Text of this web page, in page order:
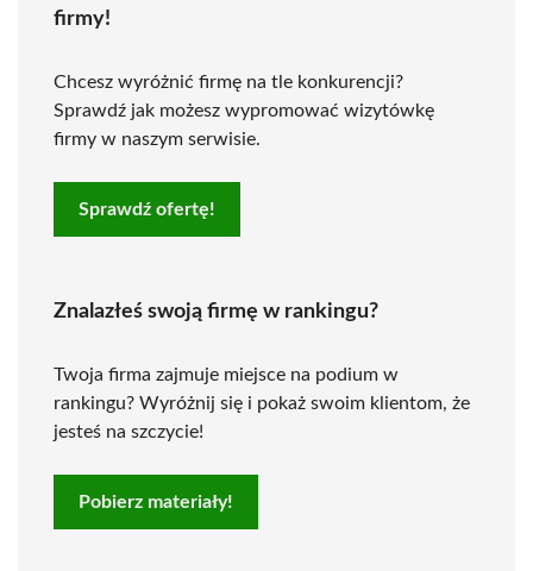
firmy!
Chcesz wyróżnić firmę na tle konkurencji?
Sprawdź jak możesz wypromować wizytówkę
firmy w naszym serwisie.
Sprawdź ofertę!
Znalazłeś swoją firmę w rankingu?
Twoja firma zajmuje miejsce na podium w
rankingu? Wyróżnij się i pokaż swoim klientom, że
jesteś na szczycie!
Pobierz materiały!